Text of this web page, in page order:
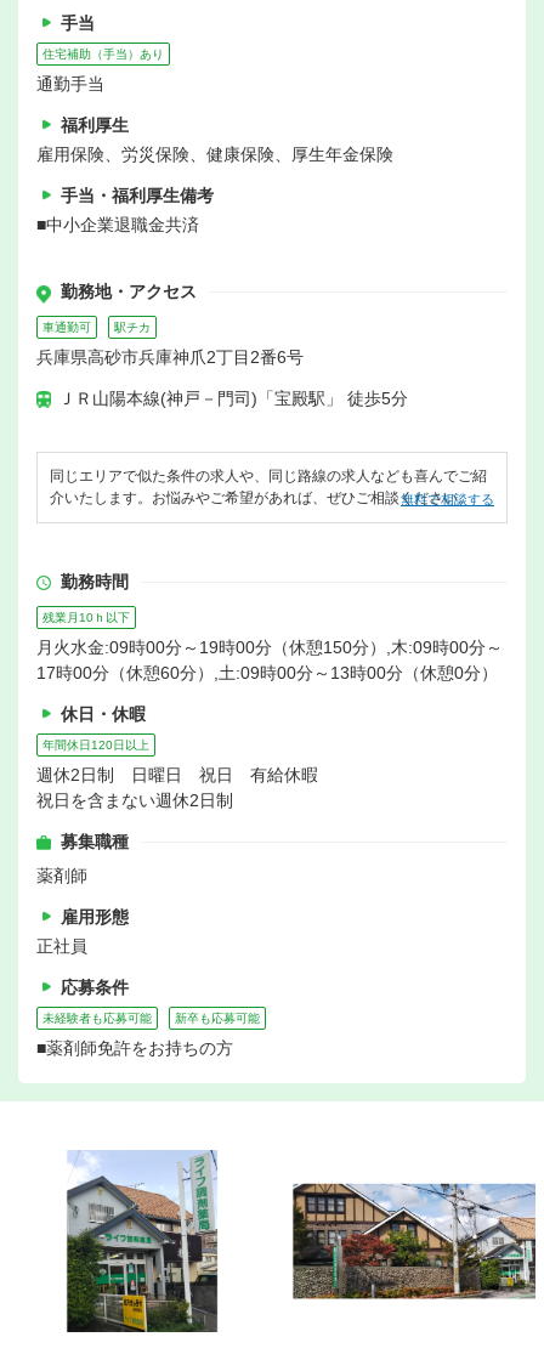
手当
住宅補助（手当）あり
通勤手当
福利厚生
雇用保険、労災保険、健康保険、厚生年金保険
手当・福利厚生備考
■中小企業退職金共済
勤務地・アクセス
車通勤可 駅チカ
兵庫県高砂市兵庫神爪2丁目2番6号
ＪＲ山陽本線(神戸－門司)「宝殿駅」 徒歩5分
同じエリアで似た条件の求人や、同じ路線の求人なども喜んでご紹
介いたします。お悩みやご希望があれば、ぜひご相談ください。
無料で相談する
勤務時間
残業月10ｈ以下
月火水金:09時00分～19時00分（休憩150分）,木:09時00分～
17時00分（休憩60分）,土:09時00分～13時00分（休憩0分）
休日・休暇
年間休日120日以上
週休2日制 日曜日 祝日 有給休暇
祝日を含まない週休2日制
募集職種
薬剤師
雇用形態
正社員
応募条件
未経験者も応募可能 新卒も応募可能
■薬剤師免許をお持ちの方